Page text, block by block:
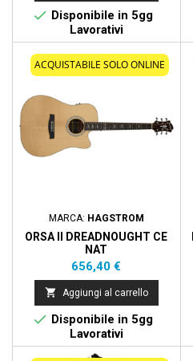
 Disponibile in 5gg
Lavorativi
ACQUISTABILE SOLO ONLINE
MARCA: HAGSTROM
ORSA II DREADNOUGHT CE
NAT
Prezzo
656,40 €
 Aggiungi al carrello
 Disponibile in 5gg
Lavorativi